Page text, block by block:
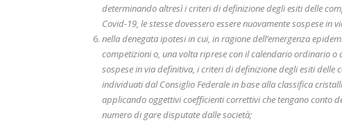
determinando altresì i criteri di definizione degli esiti delle
Covid-19, le stesse dovessero essere nuovamente sospese in
nella denegata ipotesi in cui, in ragione dell’emergenza
competizioni o, una volta riprese con il calendario ordinario o
sospese in via definitiva, i criteri di definizione degli esiti
individuati dal Consiglio Federale in base alla classifica
applicando oggettivi coefficienti correttivi che tengano conto
numero di gare disputate dalle società;